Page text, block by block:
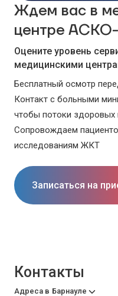
Ждем вас в
центре
Оцените уровень
медицинскими
Бесплатный осмотр
Контакт с больными
чтобы потоки здоровых
Сопровождаем
исследованиям ЖКТ
Записаться на
Контакты
Адреса в Барнауле